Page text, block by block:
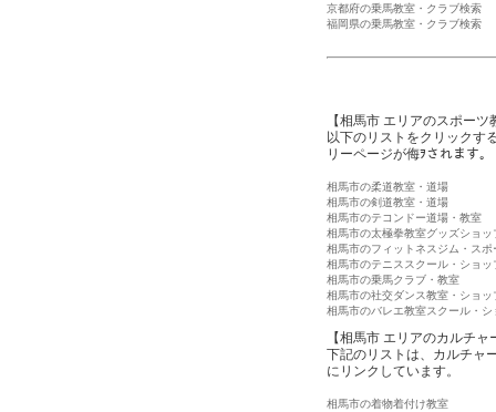
京都府の乗馬教室・クラブ検索
福岡県の乗馬教室・クラブ検索
【相馬市 エリアのスポー
以下のリストをクリックす
リーページが侮ｦされます。
相馬市の柔道教室・道場
相馬市の剣道教室・道場
相馬市のテコンドー道場・教室
相馬市の太極拳教室グッズショッ
相馬市のフィットネスジム・スポ
相馬市のテニススクール・ショッ
相馬市の乗馬クラブ・教室
相馬市の社交ダンス教室・ショッ
相馬市のバレエ教室スクール・シ
【相馬市 エリアのカルチ
下記のリストは、カルチャ
にリンクしています。
相馬市の着物着付け教室